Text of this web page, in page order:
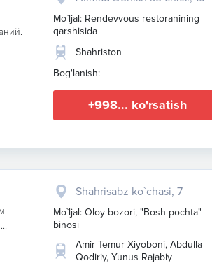
Mo`ljal: Rendevvous restoranining
qarshisida
Shahriston
Bog'lanish:
+998... ko'rsatish
Shahrisabz ko`chasi, 7
Mo`ljal: Oloy bozori, "Bosh pochta"
binosi
Amir Temur Xiyoboni, Abdulla
Qodiriy, Yunus Rajabiy